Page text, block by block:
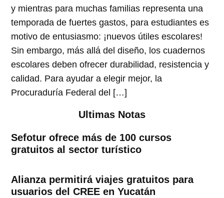
y mientras para muchas familias representa una
temporada de fuertes gastos, para estudiantes es
motivo de entusiasmo: ¡nuevos útiles escolares!
Sin embargo, más allá del diseño, los cuadernos
escolares deben ofrecer durabilidad, resistencia y
calidad. Para ayudar a elegir mejor, la
Procuraduría Federal del […]
Ultimas Notas
Sefotur ofrece más de 100 cursos
gratuitos al sector turístico
Alianza permitirá viajes gratuitos para
usuarios del CREE en Yucatán